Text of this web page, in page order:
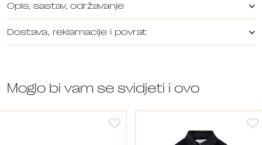
Opis, sastav, održavanje
Dostava, reklamacije i povrat
Moglo bi vam se svidjeti i ovo